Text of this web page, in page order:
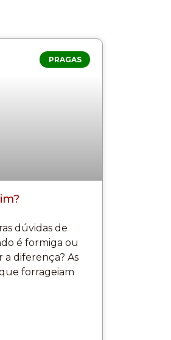
PRAGAS
dúvidas de
é formiga ou
a diferença? As
forrageiam